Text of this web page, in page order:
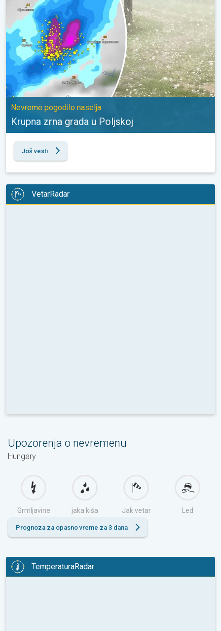
Nevreme pogodilo naselja
Krupna zrna grada u Poljskoj
Još vesti
VetarRadar
Upozorenja o nevremenu
Hungary
Grmljavine jaka kiša Jak vetar Led
Prognoza za opasno vreme za 3 dana
TemperaturaRadar